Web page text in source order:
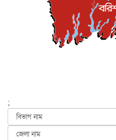
বেনজীর আহমেদের
মাহম...
জাতীয়
হরমুজ নিয়ে ইরান-
পৃথিবীর দিকে আসছে
আন্তর্জাতিক
কেনিয়ায় ১৫ হাতির
;